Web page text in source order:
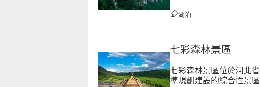
湖泊
七彩森林景區
七彩森林景區位於河北
準規劃建設的綜合性景